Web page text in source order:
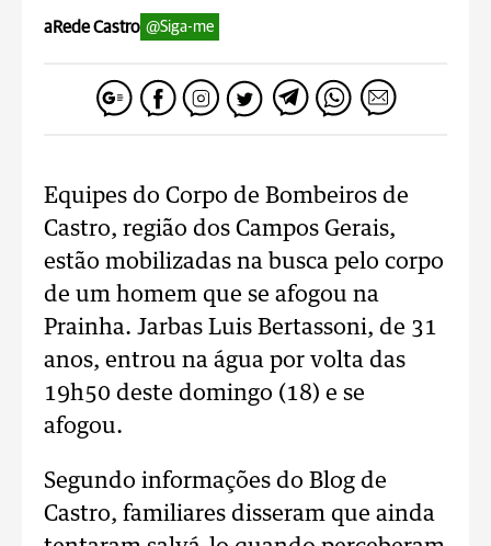
aRede Castro @Siga-me
Equipes do Corpo de Bombeiros de
Castro, região dos Campos Gerais,
estão mobilizadas na busca pelo corpo
de um homem que se afogou na
Prainha. Jarbas Luis Bertassoni, de 31
anos, entrou na água por volta das
19h50 deste domingo (18) e se
afogou.
Segundo informações do Blog de
Castro, familiares disseram que ainda